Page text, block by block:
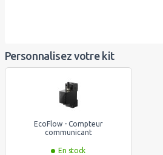
Personnalisez votre kit
EcoFlow - Compteur
communicant
En stock